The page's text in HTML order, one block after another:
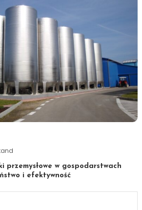
przemysłowe w gospodarstwach
i efektywność